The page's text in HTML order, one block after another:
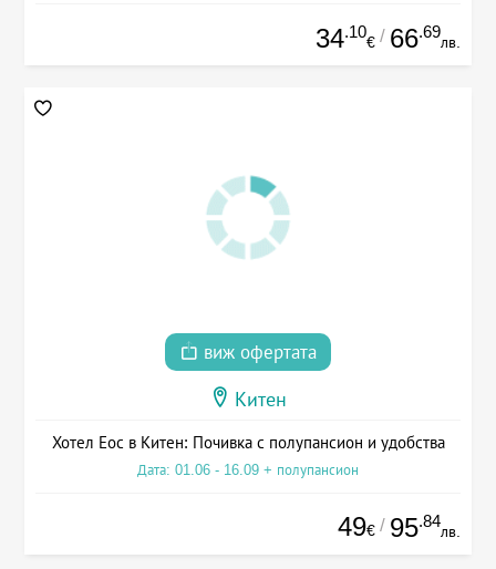
34.10
€ / 66.69
лв.
виж офертата
Китен
Хотел Еос в Китен: Почивка с полупансион и удобства
Дата: 01.06 - 16.09 + полупансион
49€ / 95.84
лв.